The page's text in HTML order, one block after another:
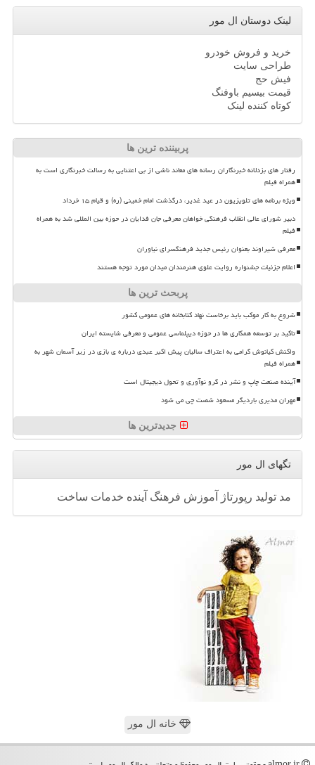
لینک دوستان ال مور
خرید و فروش خودرو
طراحی سایت
فیش حج
قیمت بیسیم باوفنگ
کوتاه کننده لینک
پربیننده ترین ها
رفتار های بزدلانه خبرنگاران رسانه های معاند ناشی از بی اعتنایی به رسالت خبرنگاری است به
همراه فیلم
ویژه برنامه های تلویزیون در عید غدیر، درگذشت امام خمینی (ره) و قیام ۱۵ خرداد
دبیر شورای عالی انقلاب فرهنگی خواهان معرفی جان فدایان در حوزه بین المللی شد به همراه
فیلم
معرفی شیراوند بعنوان رئیس جدید فرهنگسرای نیاوران
اعلام جزئیات جشنواره روایت علوی هنرمندان میدان مورد توجه هستند
پربحث ترین ها
شروع به کار موکب باید برخاست نهاد کتابخانه های عمومی کشور
تاکید بر توسعه همکاری ها در حوزه دیپلماسی عمومی و معرفی شایسته ایران
واکنش کیانوش گرامی به اعتراف سالیان پیش اکبر عبدی درباره ی بازی در زیر آسمان شهر به
همراه فیلم
آینده صنعت چاپ و نشر در گرو نوآوری و تحول دیجیتال است
مهران مدیری باردیگر مسعود شصت چی می شود
جدیدترین ها
تگهای ال مور
مد تولید رپورتاژ آموزش فرهنگ آینده خدمات ساخت
خانه ال مور